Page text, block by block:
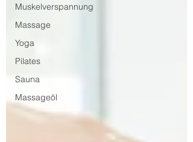
Muskelverspannung
Massage
Yoga
Pilates
Sauna
Massageöl